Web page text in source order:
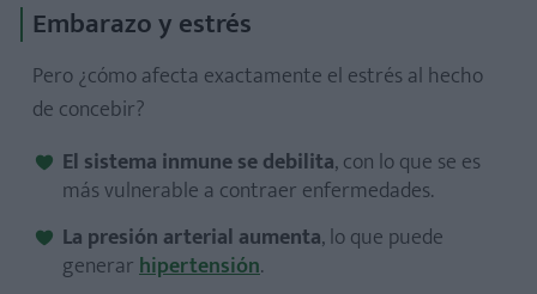
9. Pilates
10. Dormir
Embarazo y estrés
Pero ¿cómo afecta exactamente el estrés al hecho
de concebir?
El sistema inmune se debilita, con lo que se es
más vulnerable a contraer enfermedades.
La presión arterial aumenta, lo que puede
generarhipertensión.